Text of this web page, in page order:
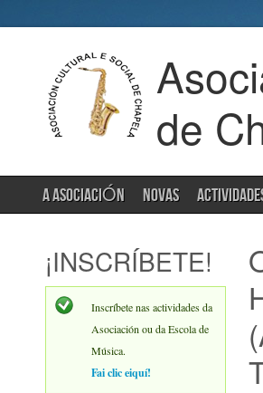
de
A ASOCIACIÓN NOVAS
¡INSCRÍBETE!
Inscríbete nas actividades da
Asociación ou da Escola de
Música.
Fai clic eiquí!